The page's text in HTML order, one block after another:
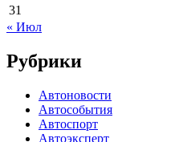
31
« Июл
Рубрики
Автоновости
Автособытия
Автоспорт
Автоэксперт